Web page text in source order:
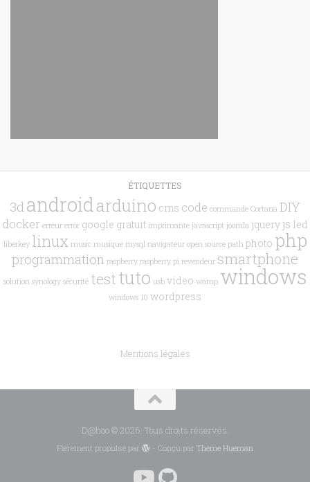
ÉTIQUETTES
3dandroidarduino cms code commande Cortana DIY
docker erreur error google gratuit imprimante javascript joomla jquery js led
liberkey linux music musique mysql navigateur open source path photo php
programmation raspberry raspberry pi revendeur smartphone
solution synology sécurité testtuto usb video wamp windows
windows 10 wordpress
Mentions légales
D@hoo © 2026. Tous droits réservés.
Fièrement propulsé par - Conçu par Thème Hueman